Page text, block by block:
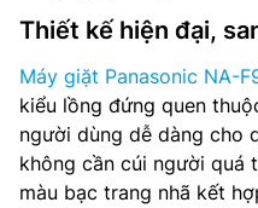
Thiết kế hiện đại,
Máy giặt Panasonic NA-
kiểu lồng đứng quen
người dùng dễ dàng cho
không cần cúi người quá
màu bạc trang nhã kết